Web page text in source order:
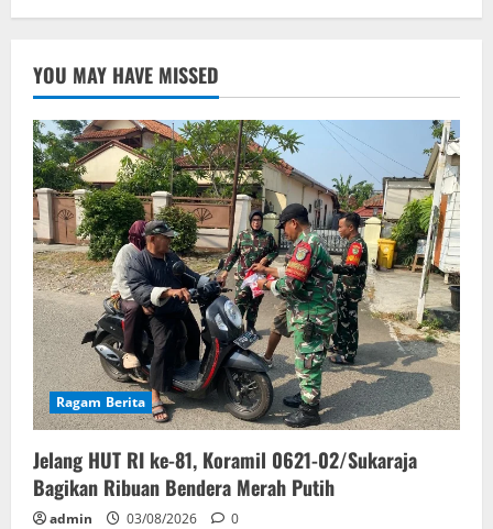
YOU MAY HAVE MISSED
Ragam Berita
Jelang HUT RI ke-81, Koramil 0621-02/Sukaraja
Bagikan Ribuan Bendera Merah Putih
admin 03/08/2026 0